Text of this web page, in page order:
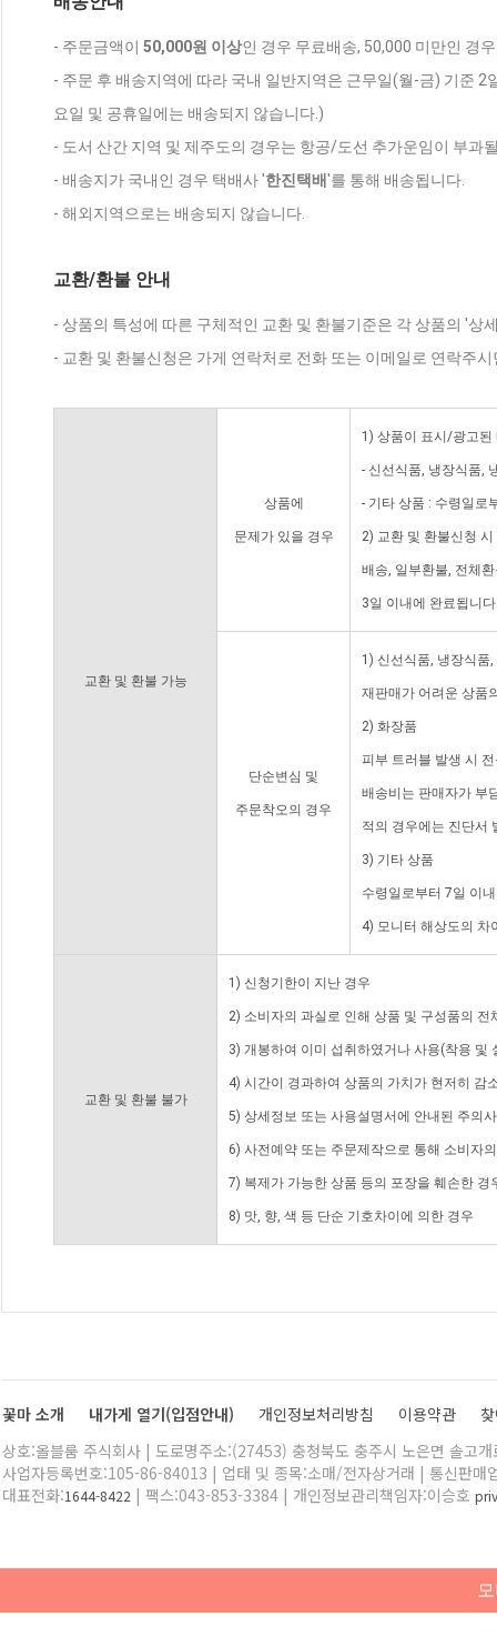
- 주문금액이 50,000원 이상인 경우 무료배송, 50,000 미만인 경
- 주문 후 배송지역에 따라 국내 일반지역은 근무일(월-금) 기준
요일 및 공휴일에는 배송되지 않습니다.)
- 도서 산간 지역 및 제주도의 경우는 항공/도선 추가운임이 부과
- 배송지가 국내인 경우 택배사 '한진택배'를 통해 배송됩니다.
- 해외지역으로는 배송되지 않습니다.
교환/환불 안내
- 상품의 특성에 따른 구체적인 교환 및 환불기준은 각 상품의 '상
- 교환 및 환불신청은 가게 연락처로 전화 또는 이메일로 연락주
교환 및 환불 가능
상품에
문제가 있을 경우
1) 상품이 표시/광고된
- 신선식품, 냉장식품,
- 기타 상품 : 수령일로
2) 교환 및 환불신청
배송, 일부환불, 전체
3일 이내에 완료됩니
단순변심 및
주문착오의 경우
1) 신선식품, 냉장식품
재판매가 어려운 상품
2) 화장품
피부 트러블 발생 시
배송비는 판매자가 부
적의 경우에는 진단서
3) 기타 상품
수령일로부터 7일 이
4) 모니터 해상도의 차
교환 및 환불 불가
1) 신청기한이 지난 경우
2) 소비자의 과실로 인해 상품 및 구성품의
3) 개봉하여 이미 섭취하였거나 사용(착용 및
4) 시간이 경과하여 상품의 가치가 현저히 감
5) 상세정보 또는 사용설명서에 안내된 주의
6) 사전예약 또는 주문제작으로 통해 소비자
7) 복제가 가능한 상품 등의 포장을 훼손한 경
8) 맛, 향, 색 등 단순 기호차이에 의한 경우
꽃마 소개 내가게 열기(입점안내) 개인정보처리방침 이용약관
상호:올블룸 주식회사 | 도로명주소:(27453) 충청북도 충주시 노은면 솔고
사업자등록번호:105-86-84013 | 업태 및 종목:소매/전자상거래 | 통신판매
대표전화:1644-8422 | 팩스:043-853-3384 | 개인정보관리책임자:이승호